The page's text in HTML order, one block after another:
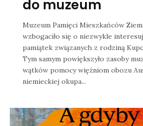
do muzeum
Muzeum Pamięci Mieszkańców
wzbogaciło się o niezwykle
pamiątek związanych z rodziną
Tym samym powiększyło zasoby
wątków pomocy więźniom obozu
niemieckiej okupa...